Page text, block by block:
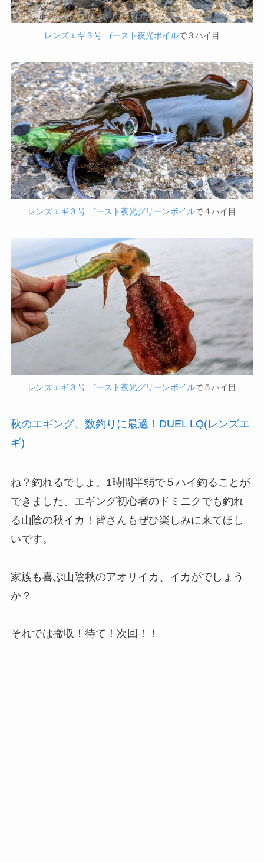
レンズエギ３号 ゴースト夜光ボイルで３ハイ目
レンズエギ３号 ゴースト夜光グリーンボイルで４ハイ目
レンズエギ３号 ゴースト夜光グリーンボイルで５ハイ目
秋のエギング、数釣りに最適！DUEL LQ(レンズエ
ギ)
ね？釣れるでしょ。1時間半弱で５ハイ釣ることが
できました。エギング初心者のドミニクでも釣れ
る山陰の秋イカ！皆さんもぜひ楽しみに来てほし
いです。
家族も喜ぶ山陰秋のアオリイカ、イカがでしょう
か？
それでは撤収！待て！次回！！